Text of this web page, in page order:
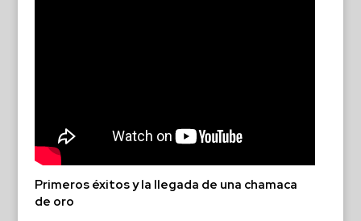
Primeros éxitos y la llegada de una chamaca
de oro